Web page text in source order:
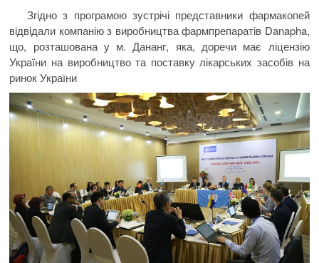
Згідно з програмою зустрічі представники фармакопей
відвідали компанію з виробництва фармпрепаратів Danapha,
що, розташована у м. Дананг, яка, доречи має ліцензію
України на виробництво та поставку лікарських засобів на
ринок України